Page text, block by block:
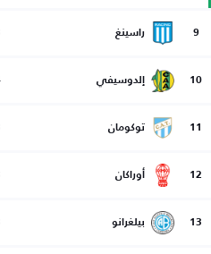
9 راسينغ
10 إلدوسيفي
11 توكومان
12 أوراكان
13 بيلغرانو